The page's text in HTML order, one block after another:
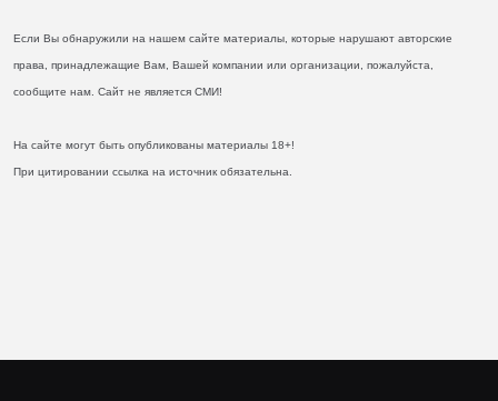
Если Вы обнаружили на нашем сайте материалы, которые нарушают авторские
права, принадлежащие Вам, Вашей компании или организации, пожалуйста,
сообщите нам. Сайт не является СМИ!
На сайте могут быть опубликованы материалы 18+!
При цитировании ссылка на источник обязательна.